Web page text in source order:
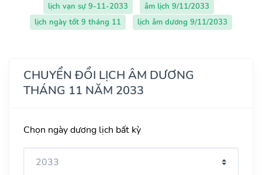
lịch vạn sự 9-11-2033
âm lịch 9/11/2033
lịch ngày tốt 9 tháng 11
lịch âm dương 9/11/2033
CHUYỂN ĐỔI LỊCH ÂM DƯƠNG
THÁNG 11 NĂM 2033
Chọn ngày dương lịch bất kỳ